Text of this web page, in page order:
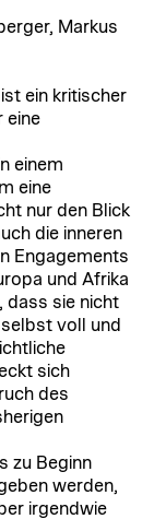
Markus
ein kritischer
eine
einem
eine
nur den Blick
die inneren
Engagements
und Afrika
dass sie nicht
voll und
sich
des
zu Beginn
werden,
irgendwie